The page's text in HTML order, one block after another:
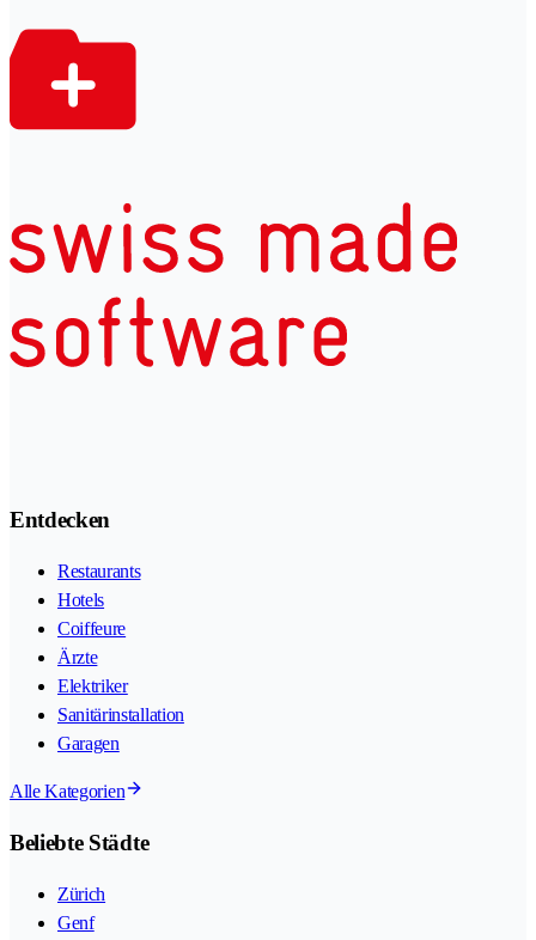
Entdecken
Restaurants
Hotels
Coiffeure
Ärzte
Elektriker
Sanitärinstallation
Garagen
Alle Kategorien
Beliebte Städte
Zürich
Genf